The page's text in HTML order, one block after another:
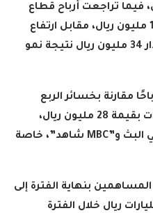
مليون ريال، فيما تراجعت أرباح قطاع
مبادرات الإعلام والترفيه بنحو 11 مليون ريال، مقابل ارتفاع
شاهد” بمقدار 34 مليون ريال نتيجة نمو
مقارنة بخسائر الربع
السابق، مدفوعة بارتفاع الإيرادات بقيمة 28 مليون ريال،
البث و”MBC
شاهد”، خاصة
بنهاية الفترة إلى
ريال، مقارنة بـ4.4 مليارات ريال خلال الفترة